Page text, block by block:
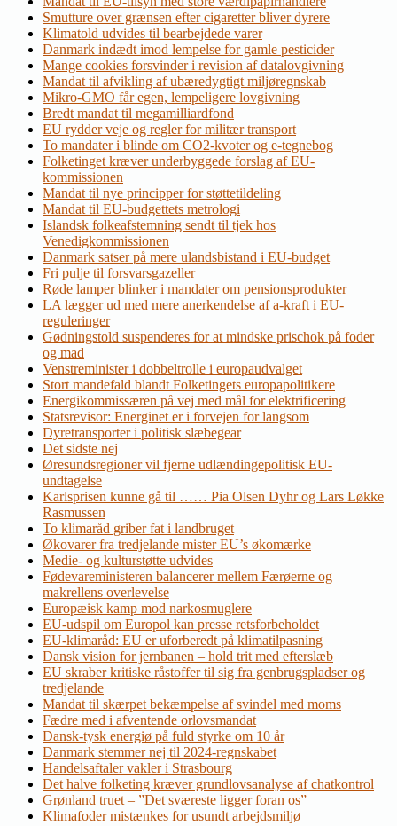
Smutture over grænsen efter cigaretter bliver dyrere
Klimatold udvides til bearbejdede varer
Danmark indædt imod lempelse for gamle pesticider
Mange cookies forsvinder i revision af datalovgivning
Mandat til afvikling af ubæredygtigt miljøregnskab
Mikro-GMO får egen, lempeligere lovgivning
Bredt mandat til megamilliardfond
EU rydder veje og regler for militær transport
To mandater i blinde om CO2-kvoter og e-tegnebog
Folketinget kræver underbyggede forslag af EU-
kommissionen
Mandat til nye principper for støttetildeling
Mandat til EU-budgettets metrologi
Islandsk folkeafstemning sendt til tjek hos
Venedigkommissionen
Danmark satser på mere ulandsbistand i EU-budget
Fri pulje til forsvarsgazeller
Røde lamper blinker i mandater om pensionsprodukter
LA lægger ud med mere anerkendelse af a-kraft i EU-
reguleringer
Gødningstold suspenderes for at mindske prischok på foder
og mad
Venstreminister i dobbeltrolle i europaudvalget
Stort mandefald blandt Folketingets europapolitikere
Energikommissæren på vej med mål for elektrificering
Statsrevisor: Energinet er i forvejen for langsom
Dyretransporter i politisk slæbegear
Det sidste nej
Øresundsregioner vil fjerne udlændingepolitisk EU-
undtagelse
Karlsprisen kunne gå til …… Pia Olsen Dyhr og Lars Løkke
Rasmussen
To klimaråd griber fat i landbruget
Økovarer fra tredjelande mister EU’s økomærke
Medie- og kulturstøtte udvides
Fødevareministeren balancerer mellem Færøerne og
makrellens overlevelse
Europæisk kamp mod narkosmuglere
EU-udspil om Europol kan presse retsforbeholdet
EU-klimaråd: EU er uforberedt på klimatilpasning
Dansk vision for jernbanen – hold trit med efterslæb
EU skraber kritiske råstoffer til sig fra genbrugspladser og
tredjelande
Mandat til skærpet bekæmpelse af svindel med moms
Fædre med i afventende orlovsmandat
Dansk-tysk energiø på fuld styrke om 10 år
Danmark stemmer nej til 2024-regnskabet
Handelsaftaler vakler i Strasbourg
Det halve folketing kræver grundlovsanalyse af chatkontrol
Grønland truet – ”Det sværeste ligger foran os”
Klimafoder mistænkes for usundt arbejdsmiljø